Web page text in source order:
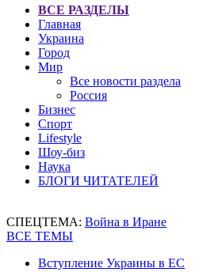
ВСЕ РАЗДЕЛЫ
Главная
Украина
Город
Мир
Все новости раздела
Россия
Бизнес
Спорт
Lifestyle
Шоу-биз
Наука
БЛОГИ ЧИТАТЕЛЕЙ
СПЕЦТЕМА: Война в Иране
ВСЕ ТЕМЫ
Вступление Украины в ЕС